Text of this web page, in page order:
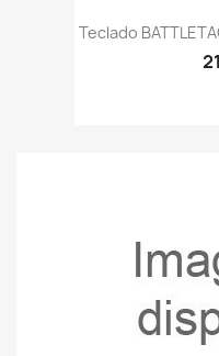
Teclado